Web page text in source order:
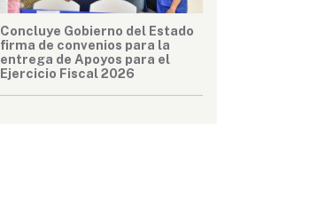
Concluye Gobierno del Estado
firma de convenios para la
entrega de Apoyos para el
Ejercicio Fiscal 2026